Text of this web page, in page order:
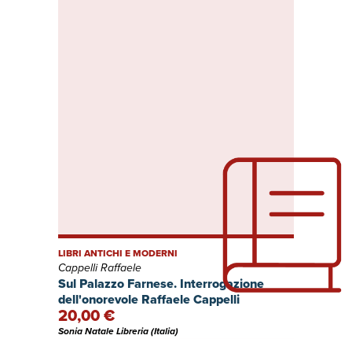
Sul Palazzo Farnese. Interrogazione
dell'onorevole Raffaele Cappelli
LIBRI ANTICHI E MODERNI
Cappelli Raffaele
20,00 €
Sonia Natale Libreria (Italia)